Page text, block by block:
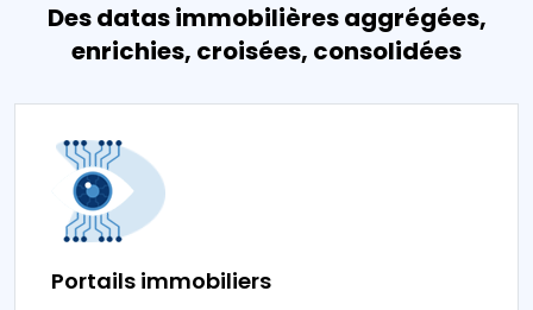
Des datas immobilières aggrégées,
enrichies, croisées, consolidées
Portails immobiliers